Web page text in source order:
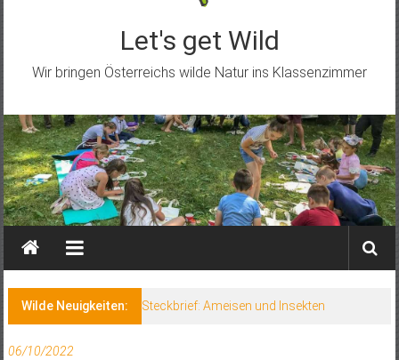
Let's get Wild
Wir bringen Österreichs wilde Natur ins Klassenzimmer
Wilde Neuigkeiten: Steckbrief: Ameisen und Insekten
06/10/2022